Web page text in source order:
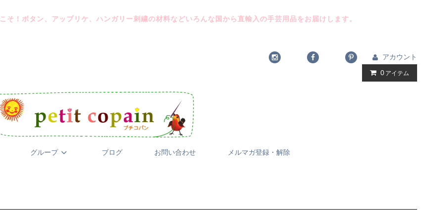
そ！ボタン、アップリケ、ハンガリー刺繍の材料などいろんな国から直輸入の手芸用品をお届けします。
アカウント
0 アイテム
グループ ブログ お問い合わせ メルマガ登録・解除